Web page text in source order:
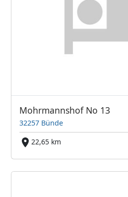
Mohrmannshof No 13
32257 Bünde
22,65 km